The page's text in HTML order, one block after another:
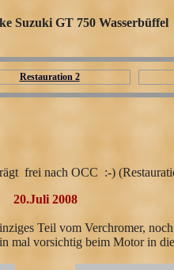
Suzuki GT 750 Wasserbüffel
Restauration 2
frei nach OCC :-)
20.Juli 2008
Teil vom Verchromer,
mal vorsichtig beim Motor in